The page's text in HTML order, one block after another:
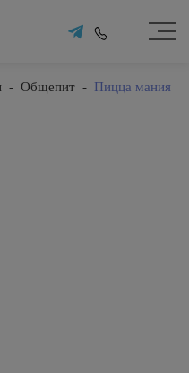
- Общепит - Пицца мания